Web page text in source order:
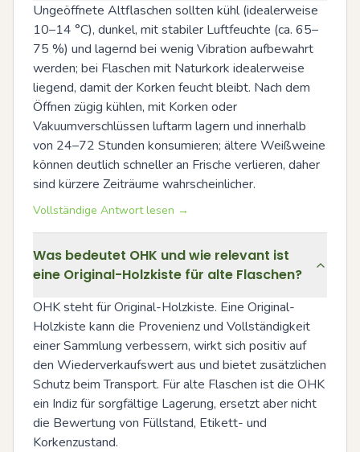
Ungeöffnete Altflaschen sollten kühl (idealerweise
10–14 °C), dunkel, mit stabiler Luftfeuchte (ca. 65–
75 %) und lagernd bei wenig Vibration aufbewahrt
werden; bei Flaschen mit Naturkork idealerweise
liegend, damit der Korken feucht bleibt. Nach dem
Öffnen zügig kühlen, mit Korken oder
Vakuumverschlüssen luftarm lagern und innerhalb
von 24–72 Stunden konsumieren; ältere Weißweine
können deutlich schneller an Frische verlieren, daher
sind kürzere Zeiträume wahrscheinlicher.
Vollständige Antwort lesen →
Was bedeutet OHK und wie relevant ist
eine Original-Holzkiste für alte Flaschen?
OHK steht für Original-Holzkiste. Eine Original-
Holzkiste kann die Provenienz und Vollständigkeit
einer Sammlung verbessern, wirkt sich positiv auf
den Wiederverkaufswert aus und bietet zusätzlichen
Schutz beim Transport. Für alte Flaschen ist die OHK
ein Indiz für sorgfältige Lagerung, ersetzt aber nicht
die Bewertung von Füllstand, Etikett- und
Korkenzustand.